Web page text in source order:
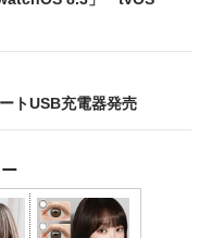
トUSB充電器発売